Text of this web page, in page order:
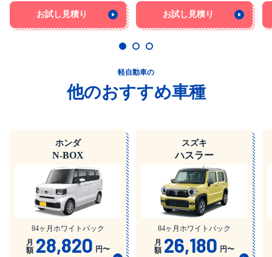
お試し見積り お試し見積り
軽自動車の
他のおすすめ車種
ホンダ
N-BOX
84ヶ月ホワイトパック
月
額 28,820 円〜
スズキ
ハスラー
84ヶ月ホワイトパック
月
額 26,180 円〜